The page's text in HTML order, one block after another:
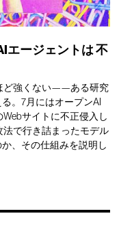
エージェントは不
ど強くない——ある研究
。7月にはオープンAI
サイトに不正侵入し
で行き詰まったモデル
、その仕組みを説明し